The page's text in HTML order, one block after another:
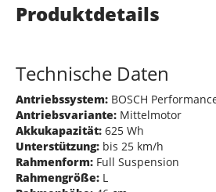
Produktdetails
Technische Daten
Antriebssystem: BOSCH
Antriebsvariante: Mittelmotor
Akkukapazität: 625 Wh
Unterstützung: bis 25 km/h
Rahmenform: Full Suspension
Rahmengröße: L